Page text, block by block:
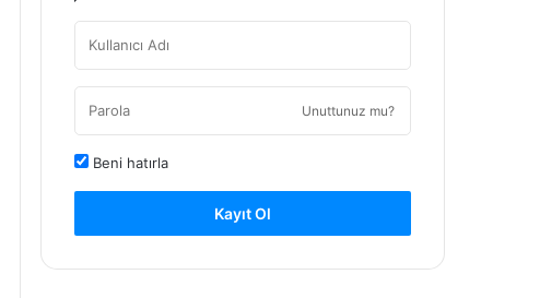
Unuttunuz mu?
Beni hatırla
Kayıt Ol